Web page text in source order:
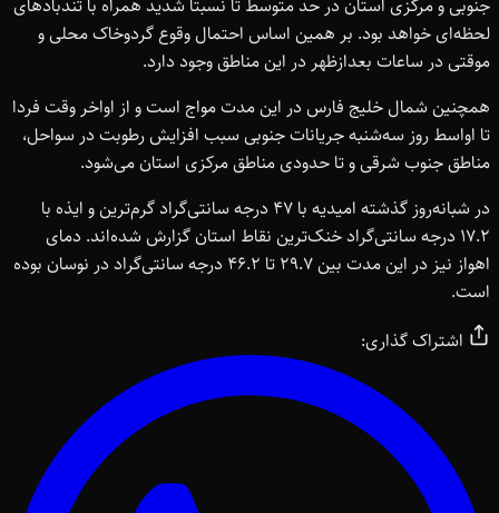
جنوبی و مرکزی استان در حد متوسط تا نسبتاً شدید همراه با تندبادهای
لحظه‌ای خواهد بود. بر همین اساس احتمال وقوع گردوخاک محلی و
موقتی در ساعات بعدازظهر در این مناطق وجود دارد.
همچنین شمال خلیج فارس در این مدت مواج است و از اواخر وقت فردا
تا اواسط روز سه‌شنبه جریانات جنوبی سبب افزایش رطوبت در سواحل،
مناطق جنوب شرقی و تا حدودی مناطق مرکزی استان می‌شود.
در شبانه‌روز گذشته امیدیه با ۴۷ درجه سانتی‌گراد گرم‌ترین و ایذه با
۱۷.۲ درجه سانتی‌گراد خنک‌ترین نقاط استان گزارش شده‌اند. دمای
اهواز نیز در این مدت بین ۲۹.۷ تا ۴۶.۲ درجه سانتی‌گراد در نوسان بوده
است.
اشتراک گذاری: